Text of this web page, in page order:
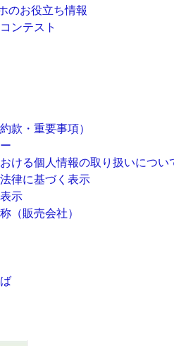
のお役立ち情報
ンテスト
款・重要事項）
ける個人情報の取り扱いについ
律に基づく表示
示
（販売会社）